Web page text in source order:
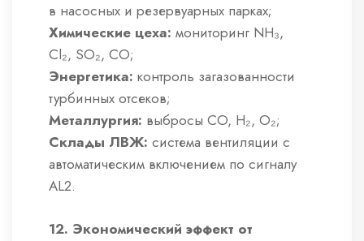
в насосных и резервуарных парках;
Химические цеха: мониторинг NH₃,
Cl₂, SO₂, CO;
Энергетика: контроль загазованности
турбинных отсеков;
Металлургия: выбросы CO, H₂, O₂;
Склады ЛВЖ: система вентиляции с
автоматическим включением по сигналу
AL2.
12. Экономический эффект от